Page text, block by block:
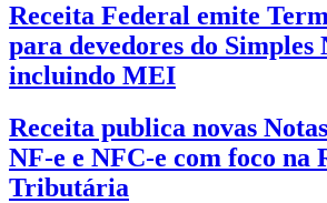
Receita Federal emite
para devedores do Simples
incluindo MEI
Receita publica novas
NF-e e NFC-e com foco na
Tributária